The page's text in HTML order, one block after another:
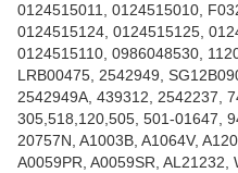
0124515011, 0124515010,
0124515124, 0124515125,
0124515110, 0986048530,
LRB00475, 2542949,
2542949A, 439312, 2542237,
305,518,120,505, 501-01647,
20757N, A1003B, A1064V,
A0059PR, A0059SR, AL21232,